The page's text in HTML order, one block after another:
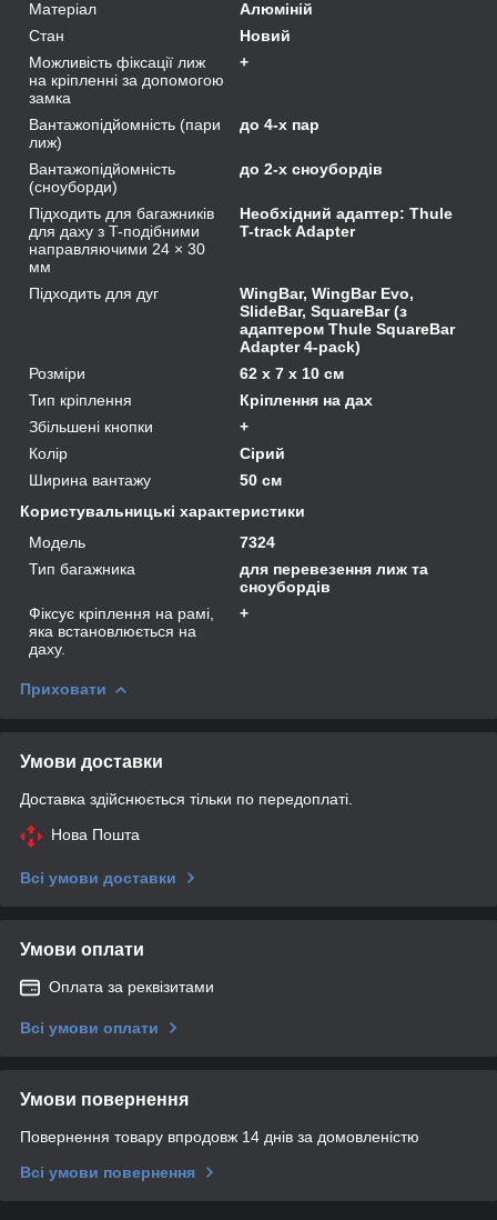
Матеріал
Алюміній
Стан
Новий
Можливість фіксації лиж
на кріпленні за допомогою
замка
+
Вантажопідйомність (пари
лиж)
до 4-х пар
Вантажопідйомність
(сноуборди)
до 2-х сноубордів
Підходить для багажників
для даху з T-подібними
направляючими 24 × 30
мм
Необхідний адаптер: Thule
T-track Adapter
Підходить для дуг
WingBar, WingBar Evo,
SlideBar, SquareBar (з
адаптером Thule SquareBar
Adapter 4-pack)
Розміри
62 x 7 x 10 см
Тип кріплення
Кріплення на дах
Збільшені кнопки
+
Колір
Сірий
Ширина вантажу
50 см
Користувальницькі характеристики
Мoдель
7324
Тип багажника
для перевезення лиж та
сноубордів
Фіксує кріплення на рамі,
яка встановлюється на
даху.
+
Приховати
Умови доставки
Доставка здійснюється тільки по передоплаті.
Нова Пошта
Всі умови доставки
Умови оплати
Оплата за реквізитами
Всі умови оплати
Умови повернення
Повернення товару впродовж 14 днів за домовленістю
Всі умови повернення